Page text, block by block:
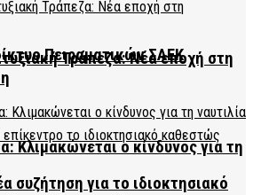
Πειραματικών ΣΑΕΚ
συζήτηση για το ιδιοκτησιακό
Τράπεζα: Νέα εποχή στη
Κλιμακώνεται ο κίνδυνος για τη